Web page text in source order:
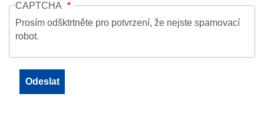
CAPTCHA
Prosím odšktrtněte pro potvrzení, že nejste spamovací
robot.